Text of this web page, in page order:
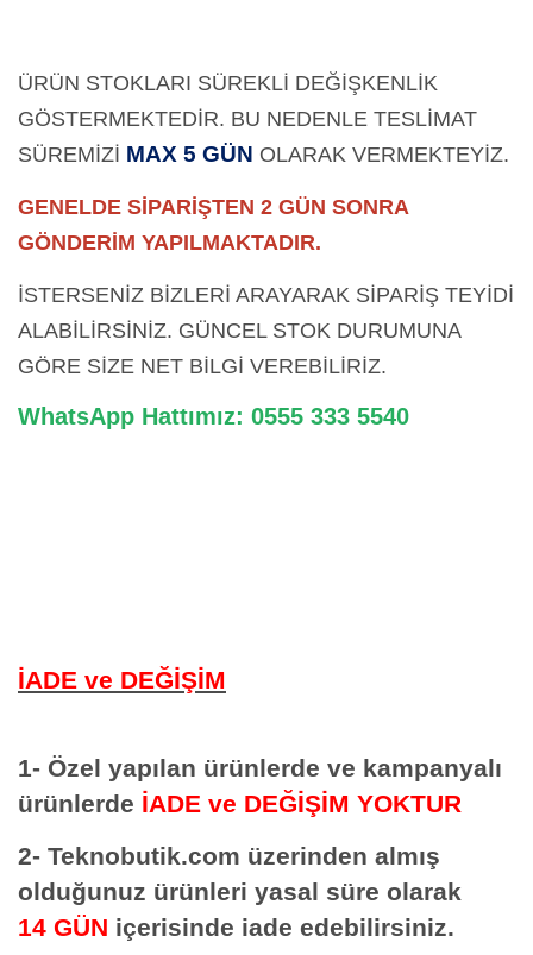
ÜRÜN STOKLARI SÜREKLİ DEĞİŞKENLİK
GÖSTERMEKTEDİR. BU NEDENLE TESLİMAT
SÜREMİZİ MAX 5 GÜN OLARAK VERMEKTEYİZ.
GENELDE SİPARİŞTEN 2 GÜN SONRA
GÖNDERİM YAPILMAKTADIR.
İSTERSENİZ BİZLERİ ARAYARAK SİPARİŞ TEYİDİ
ALABİLİRSİNİZ. GÜNCEL STOK DURUMUNA
GÖRE SİZE NET BİLGİ VEREBİLİRİZ.
WhatsApp Hattımız: 0555 333 5540
İADE ve DEĞİŞİM
1- Özel yapılan ürünlerde ve kampanyalı
ürünlerde İADE ve DEĞİŞİM YOKTUR
2- Teknobutik.com üzerinden almış
olduğunuz ürünleri yasal süre olarak
14 GÜN içerisinde iade edebilirsiniz.